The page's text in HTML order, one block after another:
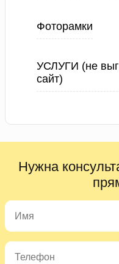
Фоторамки
УСЛУГИ (не
сайт)
Нужна